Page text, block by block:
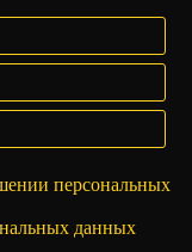
персональных
данных